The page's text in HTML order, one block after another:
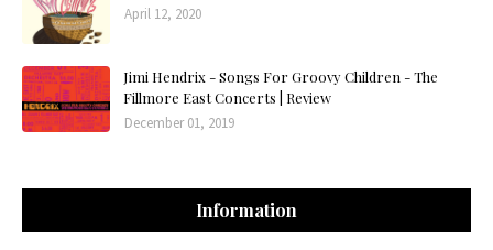
April 12, 2020
Jimi Hendrix - Songs For Groovy Children - The
Fillmore East Concerts | Review
December 01, 2019
Information